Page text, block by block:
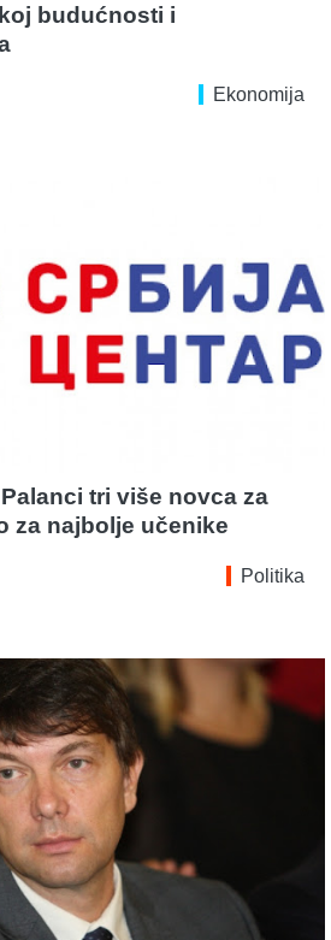
budućnosti i
Ekonomija
tri više novca za
za najbolje učenike
Politika